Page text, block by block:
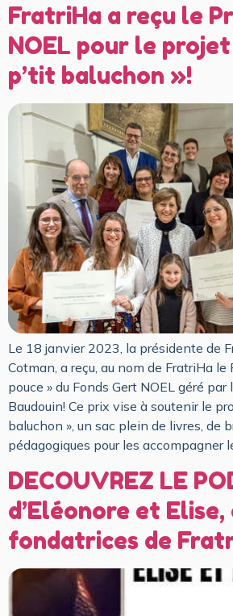
FratriHa a reçu le
NOEL pour le
p’tit baluchon »!
Le 18 janvier 2023, la présidente de
Cotman, a reçu, au nom de FratriHa le
pouce » du Fonds Gert NOEL géré
Baudouin! Ce prix vise à soutenir le
baluchon », un sac plein de livres, de
pédagogiques pour les accompagner
DECOUVREZ LE
d’Eléonore et Elise,
fondatrices de